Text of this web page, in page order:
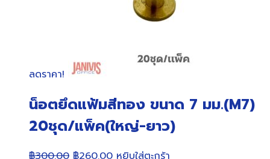
ลดราคา!
น็อตยึดแฟ้มสีทอง ขนาด 7 มม.(M7)
20ชุด/แพ็ค(ใหญ่-ยาว)
฿300.00 Original
฿260.00Current
หยิบใส่ตะกร้า